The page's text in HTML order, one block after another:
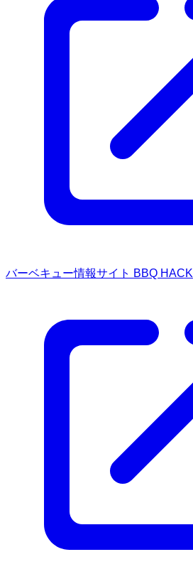
バーベキュー情報サイト BBQ HACK